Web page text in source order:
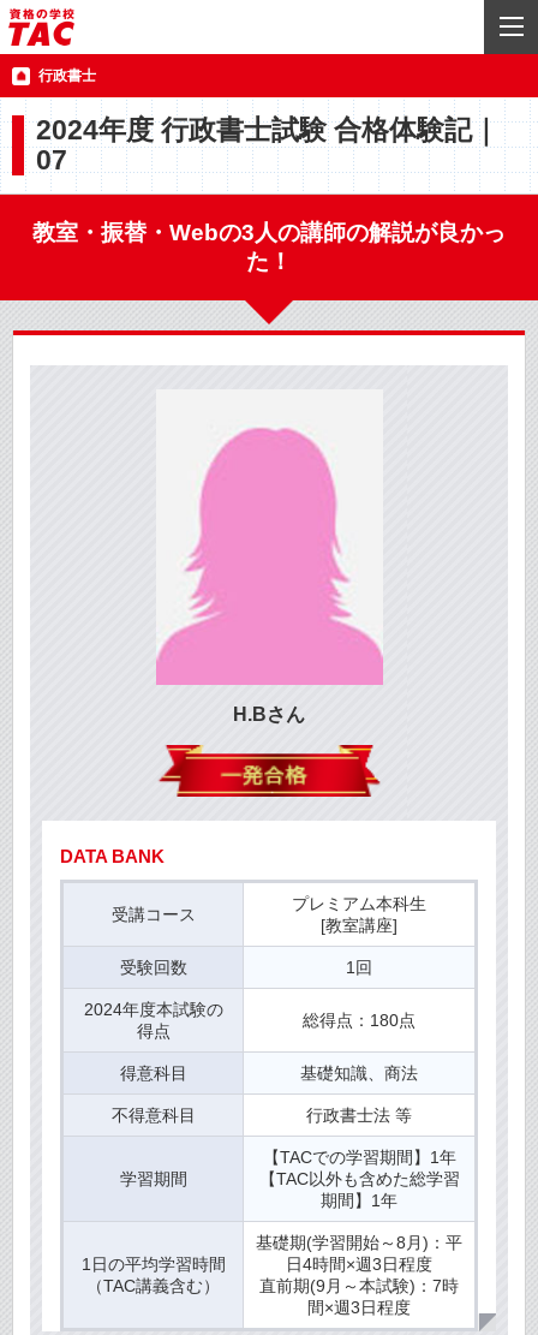
行政書士
2024年度 行政書士試験 合格体験記｜
07
教室・振替・Webの3人の講師の解説が良かっ
た！
H.Bさん
DATA BANK
受講コース
プレミアム本科生
[教室講座]
受験回数 1回
2024年度本試験の
得点
総得点：180点
得意科目 基礎知識、商法
不得意科目 行政書士法 等
学習期間
【TACでの学習期間】1年
【TAC以外も含めた総学習
期間】1年
1日の平均学習時間
（TAC講義含む）
基礎期(学習開始～8月)：平
日4時間×週3日程度
直前期(9月～本試験)：7時
間×週3日程度